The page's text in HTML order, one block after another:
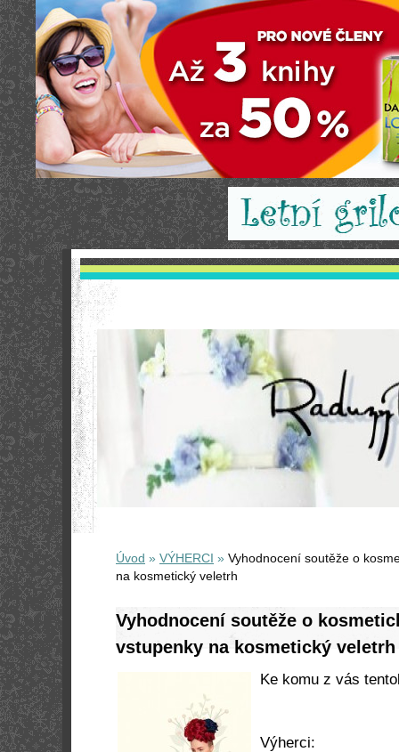
Úvod » VÝHERCI » Vyhodnocení soutěže o
na kosmetický veletrh
Vyhodnocení soutěže o
vstupenky na kosmetický veletrh
Ke komu z vás
Výherci: